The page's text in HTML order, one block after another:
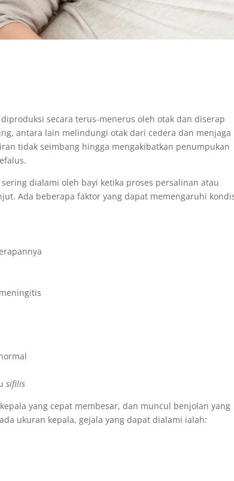
diproduksi secara terus-menerus oleh otak dan diserap
antara lain melindungi otak dari cedera dan menjaga
tidak seimbang hingga mengakibatkan penumpukan
dialami oleh bayi ketika proses persalinan atau
Ada beberapa faktor yang dapat memengaruhi
sifilis
yang cepat membesar, dan muncul benjolan yang
ukuran kepala, gejala yang dapat dialami ialah: